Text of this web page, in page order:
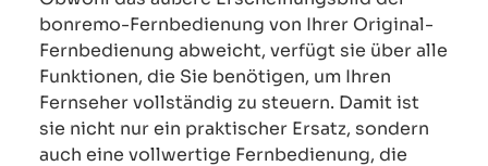
bonremo-Fernbedienung von Ihrer Original-
Fernbedienung abweicht, verfügt sie über alle
Funktionen, die Sie benötigen, um Ihren
Fernseher vollständig zu steuern. Damit ist
sie nicht nur ein praktischer Ersatz, sondern
auch eine vollwertige Fernbedienung, die